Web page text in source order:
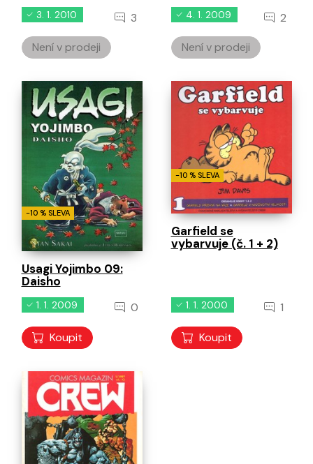
3. 1. 2010 3
Není v prodeji
4. 1. 2009 2
Není v prodeji
-10 % SLEVA
Usagi Yojimbo 09:
Daisho
1. 1. 2009 0
Koupit
-10 % SLEVA
Garfield se
vybarvuje (č. 1 + 2)
1. 1. 2000 1
Koupit